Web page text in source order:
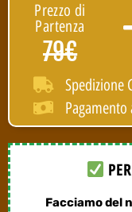
Prezzo di
Partenza
79€
Spedizione
Pagamento
Facciamo del